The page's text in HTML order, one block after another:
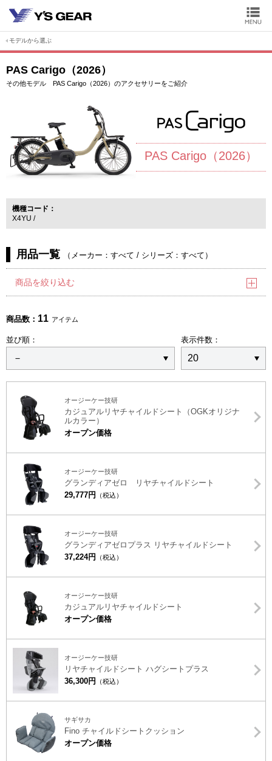
モデルから選ぶ
PAS Carigo（2026）
その他モデル PAS Carigo（2026）のアクセサリーをご紹介
PAS Carigo（2026）
機種コード
X4YU
用品一覧 （ メーカー：すべて / シリーズ：すべて ）
商品を絞り込む
商品数： 11 アイテム
並び順： 表示件数：
オージーケー技研
カジュアルリヤチャイルドシート（OGKオリジナ
ルカラー）
オープン価格
オージーケー技研
グランディアゼロ リヤチャイルドシート
29,777円
（税込）
オージーケー技研
グランディアゼロプラス リヤチャイルドシート
37,224円
（税込）
オージーケー技研
カジュアルリヤチャイルドシート
オープン価格
オージーケー技研
リヤチャイルドシート ハグシートプラス
36,300円
（税込）
サギサカ
Fino チャイルドシートクッション
オープン価格